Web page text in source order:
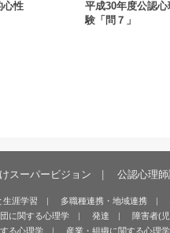
心性
平成30年度公認
験「問７」
スーパービジョン 公認心理
生涯学習 多職種連携・地域連携
に関する心理学 発達 障害者(
る心理学 産業・組織に関する心理学